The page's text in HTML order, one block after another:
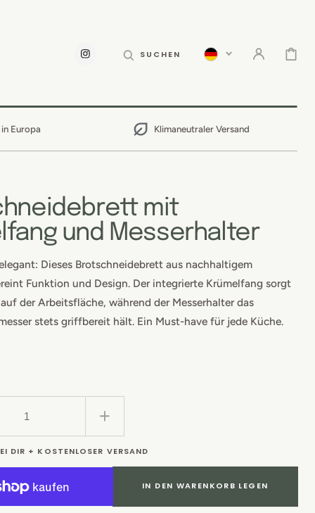
INSTAGRAMSUCHEN
Europa Klimaneutraler Versand
mit
und Messerhalter
Dieses Brotschneidebrett aus nachhaltigem
Funktion und Design. Der integrierte Krümelfang sorgt
der Arbeitsfläche, während der Messerhalter das
stets griffbereit hält. Ein Must-have für jede Küche.
Erhöhe
die
Menge
für
Brotschneidebrett
mit
DIR + KOSTENLOSER VERSAND
IN DEN WARENKORB LEGEN